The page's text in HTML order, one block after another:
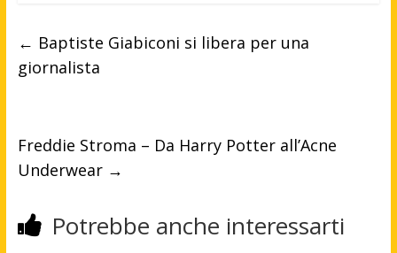
← Baptiste Giabiconi si libera per una
giornalista
Freddie Stroma – Da Harry Potter all’Acne
Underwear →
Potrebbe anche interessarti